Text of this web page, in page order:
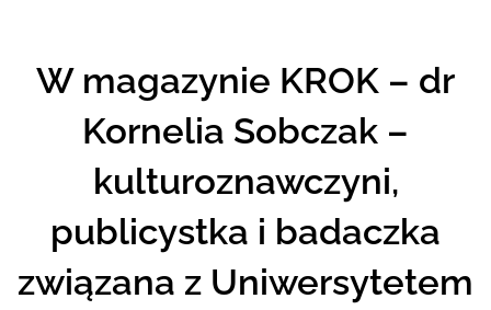
W magazynie KROK – dr
Kornelia Sobczak –
kulturoznawczyni,
publicystka i badaczka
związana z Uniwersytetem